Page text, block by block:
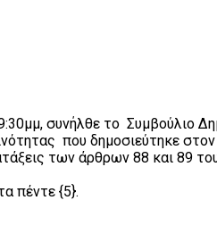
συνήλθε το Συμβούλιο
που δημοσιεύτηκε
των άρθρων 88 και 89
πέντε {5}.